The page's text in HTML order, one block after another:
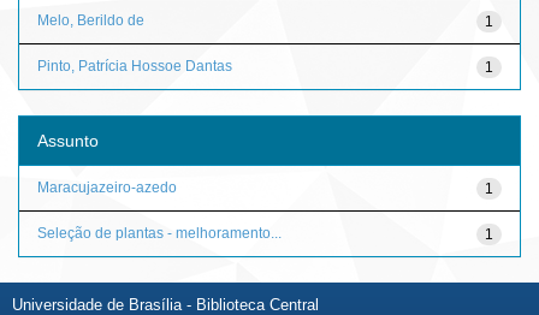
1
Melo, Berildo de
1
Pinto, Patrícia Hossoe Dantas
Assunto
1
Maracujazeiro-azedo
1
Seleção de plantas - melhoramento...
Universidade de Brasília - Biblioteca Central